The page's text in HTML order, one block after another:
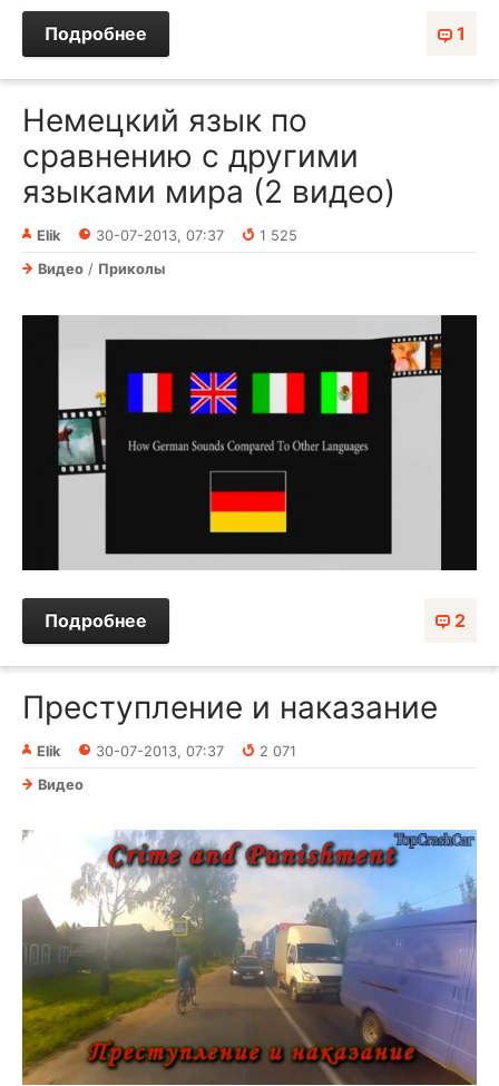
1
Подробнее
Немецкий язык по
сравнению с другими
языками мира (2 видео)
Elik 30-07-2013, 07:37
1 525
Видео / Приколы
2
Подробнее
Преступление и наказание
Elik 30-07-2013, 07:37
2 071
Видео